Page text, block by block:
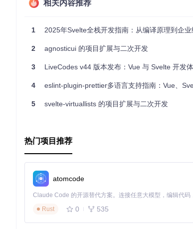
和SSR方面的差异至关重要。无论是选择Vue的优化
总的来说，这个开源项目揭示了一个重要的事实：在
相关内容推荐
1 2025年Svelte全栈开发指南：从编译原理到企业
2 agnosticui 的项目扩展与二次开发
3 LiveCodes v44 版本发布：Vue 与 Svelte 开发
4 eslint-plugin-prettier多语言支持指南：Vue、Svelte、
5 svelte-virtuallists 的项目扩展与二次开发
热门项目推荐
atomcode
Rust
0 535